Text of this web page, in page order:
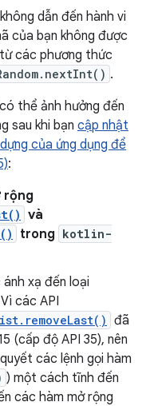
dẫn đến hành vi
của bạn không được
các phương thức
.
thể ảnh hưởng đến
sau khi bạn cập nhật
của ứng dụng để
:
rộng
và
trong kotlin-
xạ đến loại
các API
đã
(cấp độ API 35), nên
các lệnh gọi hàm
) một cách tĩnh đến
các hàm mở rộng